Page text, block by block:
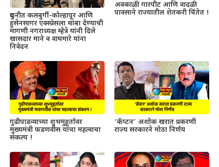
दुधनीत कलबुर्गी-कोल्हापूर आणि
हुसेनसागर एक्स्प्रेसला थांबा देण्याची
मागणी नगराध्यक्ष म्हेत्रे यांनी दिले
खासदार माने व वाघमारे यांना
निवेदन
अवकाळी गारपीट आणि वादळी
पावसाने राज्यातील शेतकरी चिंतेत !
गुढीपाडव्याच्या शुभमुहूर्तावर
मुख्यमंत्री फडणवीस यांचा महत्वाचा
संकल्प !
‘कॅप्टन’ अशोक खरात प्रकरणी
राज्य सरकारने मोठा निर्णय